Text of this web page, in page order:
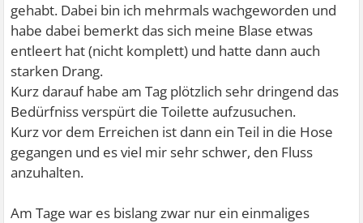
gehabt. Dabei bin ich mehrmals wachgeworden und
habe dabei bemerkt das sich meine Blase etwas
entleert hat (nicht komplett) und hatte dann auch
starken Drang.
Kurz darauf habe am Tag plötzlich sehr dringend das
Bedürfniss verspürt die Toilette aufzusuchen.
Kurz vor dem Erreichen ist dann ein Teil in die Hose
gegangen und es viel mir sehr schwer, den Fluss
anzuhalten.
Am Tage war es bislang zwar nur ein einmaliges